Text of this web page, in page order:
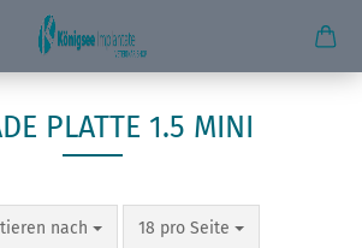
PLATTE 1.5 MINI
nach
nach 18 pro Seite
pro Seite